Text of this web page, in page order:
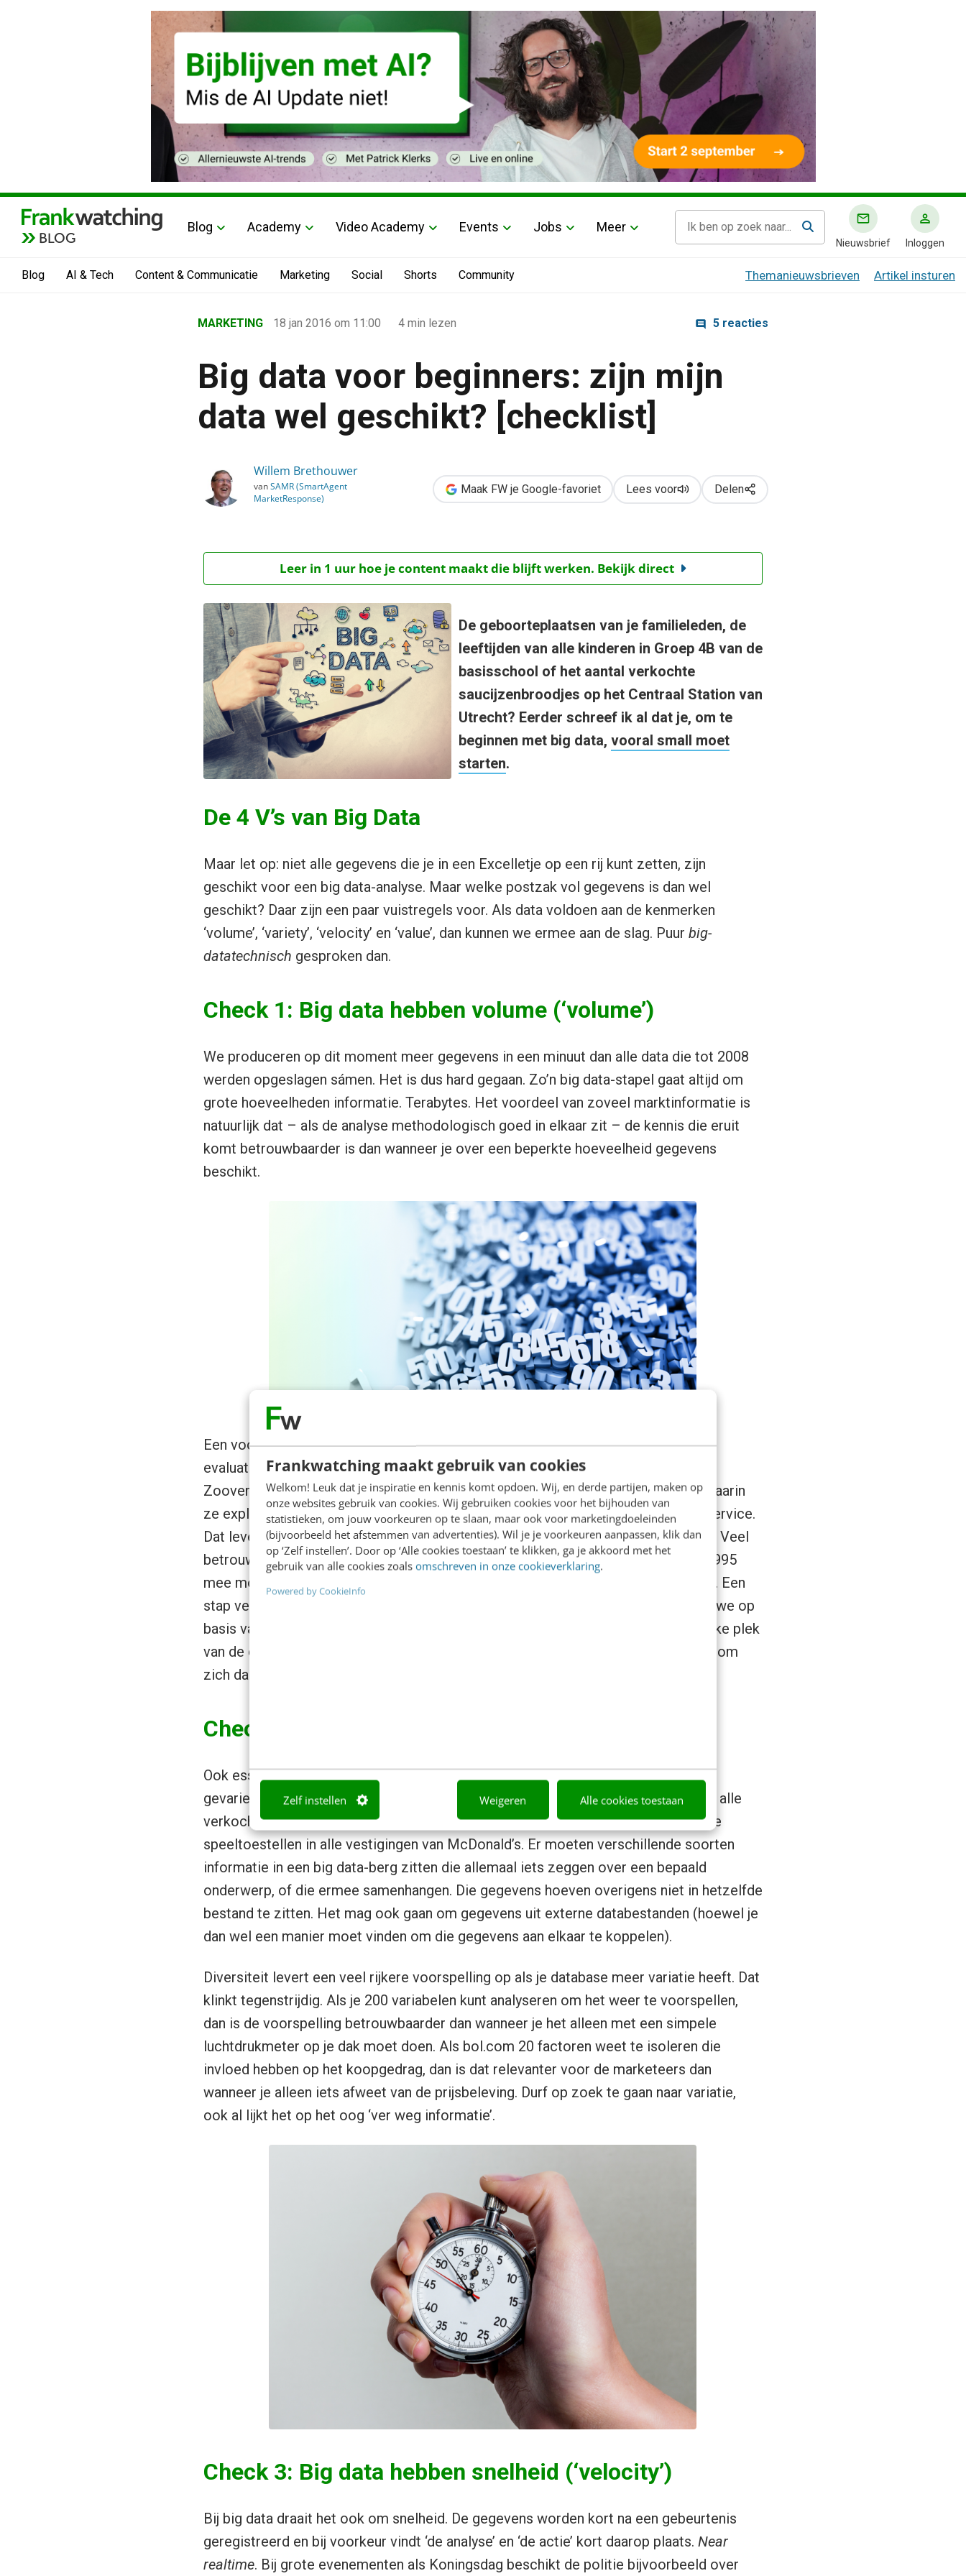
Frankwatching maakt gebruik van cookies
Welkom! Leuk dat je inspiratie en kennis komt opdoen. Wij, en derde partijen, maken op
onze websites gebruik van cookies. Wij gebruiken cookies voor het bijhouden van
statistieken, om jouw voorkeuren op te slaan, maar ook voor marketingdoeleinden
(bijvoorbeeld het afstemmen van advertenties). Wil je je voorkeuren aanpassen, klik dan
op ‘Zelf instellen’. Door op ‘Alle cookies toestaan’ te klikken, ga je akkoord met het
gebruik van alle cookies zoals omschreven in onze cookieverklaring.
Powered by CookieInfo
Zelf instellen Weigeren Alle cookies toestaan
BLOG
Blog Academy Video Academy Events Jobs Meer
Nieuwsbrief Inloggen
Blog AI & Tech Content & Communicatie Marketing Social Shorts Community Themanieuwsbrieven Artikel insturen
›
Marketing
›
MARKETING 18 jan 2016 om 11:00 4 min lezen 5 reacties
Big data voor beginners: zijn mijn
data wel geschikt? [checklist]
Willem Brethouwer
vanSAMR (SmartAgent
MarketResponse)
Maak FW je Google-favoriet Lees voor Delen
Leer in 1 uur hoe je content maakt die blijft werken. Bekijk direct
De geboorteplaatsen van je familieleden, de
leeftijden van alle kinderen in Groep 4B van de
basisschool of het aantal verkochte
saucijzenbroodjes op het Centraal Station van
Utrecht? Eerder schreef ik al dat je, om te
beginnen met big data, vooral small moet
starten.
De 4 V’s van Big Data
Maar let op: niet alle gegevens die je in een Excelletje op een rij kunt zetten, zijn
geschikt voor een big data-analyse. Maar welke postzak vol gegevens is dan wel
geschikt? Daar zijn een paar vuistregels voor. Als data voldoen aan de kenmerken
‘volume’, ‘variety’, ‘velocity’ en ‘value’, dan kunnen we ermee aan de slag. Puur big-
datatechnisch gesproken dan.
Check 1: Big data hebben volume (‘volume’)
We produceren op dit moment meer gegevens in een minuut dan alle data die tot 2008
werden opgeslagen sámen. Het is dus hard gegaan. Zo’n big data-stapel gaat altijd om
grote hoeveelheden informatie. Terabytes. Het voordeel van zoveel marktinformatie is
natuurlijk dat – als de analyse methodologisch goed in elkaar zit – de kennis die eruit
komt betrouwbaarder is dan wanneer je over een beperkte hoeveelheid gegevens
beschikt.
Een voorbeeld. Terwijl vakantieparken in het verleden blij waren dat er een paar
evaluatieformulieren werden ingevuld door huurders van een huisje, hebben we nu
Zoover. Bijna alle vakantiegangers geven uitgebreide recensies van hun verblijf, waarin
ze expliciet hun mening geven over de toiletten, de huisjes, het zwembad en de service.
Dat levert een redelijk gewogen oordeel op over de service van een vakantiepark. Veel
betrouwbaarder in iedere geval dan de paar formulieren waar de eigenaar het in 1995
mee moest doen. De 8,5 van Landal in Holten is gebaseerd op
. Een
stap verder gaat de proef die we voor Landal in Duitsland hebben gedaan, waarbij we op
basis van ratings van Duitse vakantieparken analyseerden. Zo vonden we de zwakke plek
van de concurrent. Die bleek in kindvriendelijkheid te zitten. Een kans voor Landal om
zich daar op te profileren!
Check 2: Big data zijn gevarieerd (‘variety’)
Ook essentieel voor een geschikte big data-stapel, is de vraag of de dataset wel
gevarieerd genoeg is. Natuurlijk praten we niet over big data bij een overzicht van alle
verkochte Big Macs. Dat verandert als er in de database ook reviews zitten van de
speeltoestellen in alle vestigingen van McDonald’s. Er moeten verschillende soorten
informatie in een big data-berg zitten die allemaal iets zeggen over een bepaald
onderwerp, of die ermee samenhangen. Die gegevens hoeven overigens niet in hetzelfde
bestand te zitten. Het mag ook gaan om gegevens uit externe databestanden (hoewel je
dan wel een manier moet vinden om die gegevens aan elkaar te koppelen).
Diversiteit levert een veel rijkere voorspelling op als je database meer variatie heeft. Dat
klinkt tegenstrijdig. Als je 200 variabelen kunt analyseren om het weer te voorspellen,
dan is de voorspelling betrouwbaarder dan wanneer je het alleen met een simpele
luchtdrukmeter op je dak moet doen. Als bol.com 20 factoren weet te isoleren die
invloed hebben op het koopgedrag, dan is dat relevanter voor de marketeers dan
wanneer je alleen iets afweet van de prijsbeleving. Durf op zoek te gaan naar variatie,
ook al lijkt het op het oog ‘ver weg informatie’.
Check 3: Big data hebben snelheid (‘velocity’)
Bij big data draait het ook om snelheid. De gegevens worden kort na een gebeurtenis
geregistreerd en bij voorkeur vindt ‘de analyse’ en ‘de actie’ kort daarop plaats. Near
realtime. Bij grote evenementen als Koningsdag beschikt de politie bijvoorbeeld over